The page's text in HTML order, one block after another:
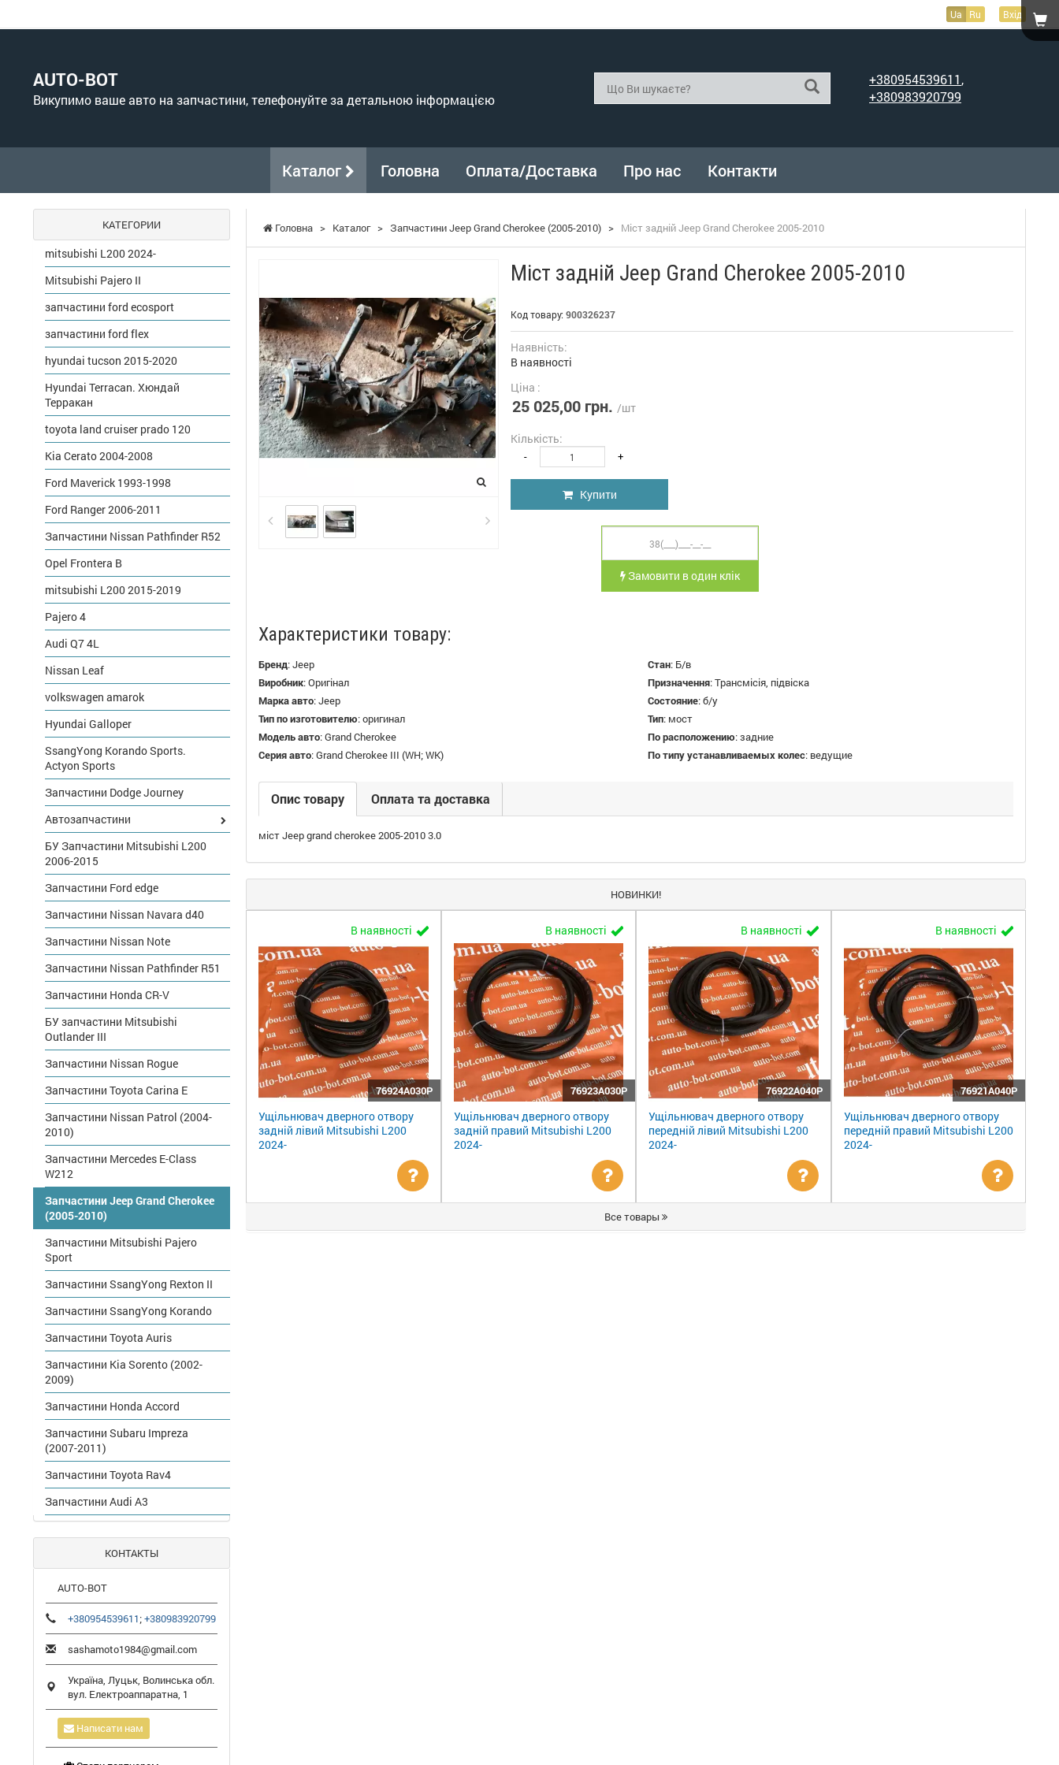
Ua Ru Вхід
AUTO-BOT
Викупимо ваше авто на запчастини, телефонуйте за детальною інформацією
+380954539611,
+380983920799
Каталог Головна Оплата/Доставка Про нас Контакти
Головна > Каталог > Запчастини Jeep Grand Cherokee (2005-2010) > Міст задній Jeep Grand Cherokee 2005-2010
Міст задній Jeep Grand Cherokee 2005-2010
Код товару: 900326237
Наявність:
В наявності
Ціна :
25 025,00 грн. /шт
Кількість:
- +
Купити
Замовити в один клік
Характеристики товару:
Бренд:Jeep Стан: Б/в
Виробник:Оригінал Призначення:Трансмісія, підвіска
Марка авто:Jeep Состояние:б/у
Тип по изготовителю:оригинал Тип: мост
Модель авто:Grand Cherokee По расположению:задние
Серия авто:Grand Cherokee III (WH; WK) По типу устанавливаемых колес: ведущие
Опис товару Оплата та доставка
міст Jeep grand cherokee 2005-2010 3.0
НОВИНКИ!
В наявності
76924A030P
Ущільнювач дверного отвору
задній лівий Mitsubishi L200
2024-
Уточнити
ціну
В наявності
76923A030P
Ущільнювач дверного отвору
задній правий Mitsubishi L200
2024-
Уточнити
ціну
В наявності
76922A040P
Ущільнювач дверного отвору
передній лівий Mitsubishi L200
2024-
Уточнити
ціну
В наявності
76921A040P
Ущільнювач дверного отвору
передній правий Mitsubishi L200
2024-
ціну
Все товары
КАТЕГОРИИ
mitsubishi L200 2024-
Mitsubishi Pajero II
запчастини ford ecosport
запчастини ford flex
hyundai tucson 2015-2020
Hyundai Terracan. Хюндай
Терракан
toyota land cruiser prado 120
Kia Cerato 2004-2008
Ford Maverick 1993-1998
Ford Ranger 2006-2011
Запчастини Nissan Pathfinder R52
Opel Frontera B
mitsubishi L200 2015-2019
Pajero 4
Audi Q7 4L
Nissan Leaf
volkswagen amarok
Hyundai Galloper
SsangYong Korando Sports.
Actyon Sports
Запчастини Dodge Journey
Автозапчастини
БУ Запчастини Mitsubishi L200
2006-2015
Запчастини Ford edge
Запчастини Nissan Navara d40
Запчастини Nissan Note
Запчастини Nissan Pathfinder R51
Запчастини Honda CR-V
БУ запчастини Mitsubishi
Outlander III
Запчастини Nissan Rogue
Запчастини Toyota Carina E
Запчастини Nissan Patrol (2004-
2010)
Запчастини Mercedes E-Class
W212
Запчастини Jeep Grand Cherokee
(2005-2010)
Запчастини Mitsubishi Pajero
Sport
Запчастини SsangYong Rexton II
Запчастини SsangYong Korando
Запчастини Toyota Auris
Запчастини Kia Sorento (2002-
2009)
Запчастини Honda Accord
Запчастини Subaru Impreza
(2007-2011)
Запчастини Toyota Rav4
Запчастини Audi A3
КОНТАКТЫ
AUTO-BOT
+380954539611;+380983920799
sashamoto1984@gmail.com
Україна, Луцьк, Волинська обл.
вул. Електроаппаратна, 1
Написати нам